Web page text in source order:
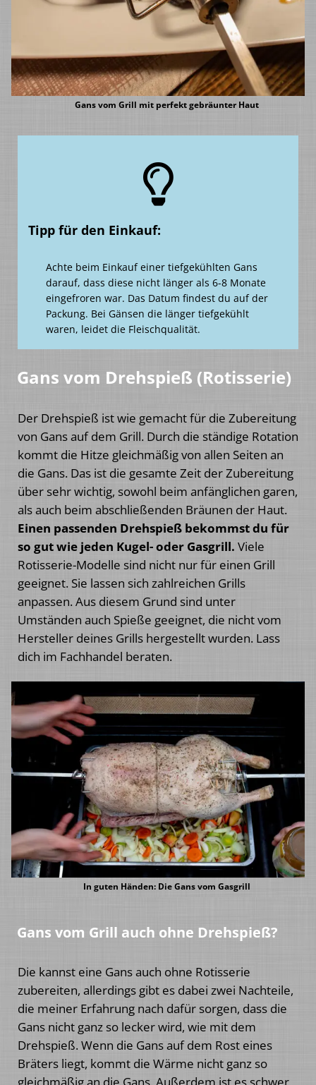
Gans vom Grill mit perfekt gebräunter Haut
Tipp für den Einkauf:
Achte beim Einkauf einer tiefgekühlten Gans
darauf, dass diese nicht länger als 6-8 Monate
eingefroren war. Das Datum findest du auf der
Packung. Bei Gänsen die länger tiefgekühlt
waren, leidet die Fleischqualität.
Gans vom Drehspieß (Rotisserie)
Der Drehspieß ist wie gemacht für die Zubereitung
von Gans auf dem Grill. Durch die ständige Rotation
kommt die Hitze gleichmäßig von allen Seiten an
die Gans. Das ist die gesamte Zeit der Zubereitung
über sehr wichtig, sowohl beim anfänglichen garen,
als auch beim abschließenden Bräunen der Haut.
Einen passenden Drehspieß bekommst du für
so gut wie jeden Kugel- oder Gasgrill. Viele
Rotisserie-Modelle sind nicht nur für einen Grill
geeignet. Sie lassen sich zahlreichen Grills
anpassen. Aus diesem Grund sind unter
Umständen auch Spieße geeignet, die nicht vom
Hersteller deines Grills hergestellt wurden. Lass
dich im Fachhandel beraten.
In guten Händen: Die Gans vom Gasgrill
Gans vom Grill auch ohne Drehspieß?
Die kannst eine Gans auch ohne Rotisserie
zubereiten, allerdings gibt es dabei zwei Nachteile,
die meiner Erfahrung nach dafür sorgen, dass die
Gans nicht ganz so lecker wird, wie mit dem
Drehspieß. Wenn die Gans auf dem Rost eines
Bräters liegt, kommt die Wärme nicht ganz so
gleichmäßig an die Gans. Außerdem ist es schwer,